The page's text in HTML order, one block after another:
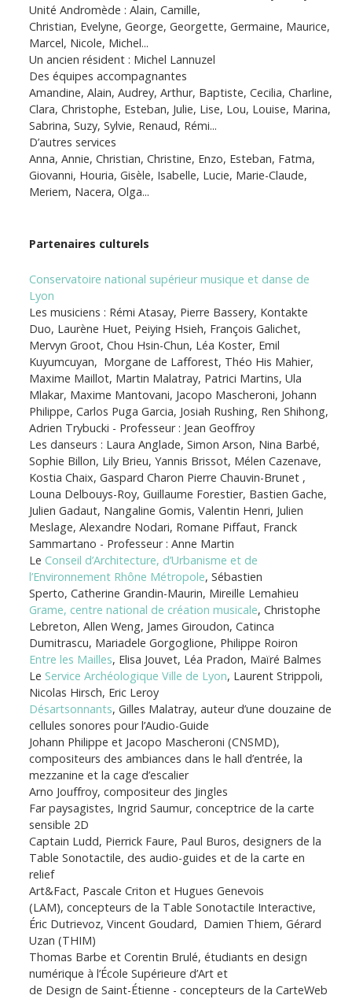
Unité Andromède : Alain, Camille,
Christian, Evelyne, George, Georgette, Germaine, Maurice,
Marcel, Nicole, Michel...
Un ancien résident : Michel Lannuzel
Des équipes accompagnantes
Amandine, Alain, Audrey, Arthur, Baptiste, Cecilia, Charline,
Clara, Christophe, Esteban, Julie, Lise, Lou, Louise, Marina,
Sabrina, Suzy, Sylvie, Renaud, Rémi...
D’autres services
Anna, Annie, Christian, Christine, Enzo, Esteban, Fatma,
Giovanni, Houria, Gisèle, Isabelle, Lucie, Marie-Claude,
Meriem, Nacera, Olga...
Partenaires culturels
Conservatoire national supérieur musique et danse de
Lyon
Les musiciens : Rémi Atasay, Pierre Bassery, Kontakte
Duo, Laurène Huet, Peiying Hsieh, François Galichet,
Mervyn Groot, Chou Hsin-Chun, Léa Koster, Emil
Kuyumcuyan, Morgane de Lafforest, Théo His Mahier,
Maxime Maillot, Martin Malatray, Patrici Martins, Ula
Mlakar, Maxime Mantovani, Jacopo Mascheroni, Johann
Philippe, Carlos Puga Garcia, Josiah Rushing, Ren Shihong,
Adrien Trybucki - Professeur : Jean Geoffroy
Les danseurs : Laura Anglade, Simon Arson, Nina Barbé,
Sophie Billon, Lily Brieu, Yannis Brissot, Mélen Cazenave,
Kostia Chaix, Gaspard Charon Pierre Chauvin-Brunet ,
Louna Delbouys-Roy, Guillaume Forestier, Bastien Gache,
Julien Gadaut, Nangaline Gomis, Valentin Henri, Julien
Meslage, Alexandre Nodari, Romane Piffaut, Franck
Sammartano - Professeur : Anne Martin
Le Conseil d’Architecture, d’Urbanisme et de
l’Environnement Rhône Métropole, Sébastien
Sperto, Catherine Grandin-Maurin, Mireille Lemahieu
Grame, centre national de création musicale, Christophe
Lebreton, Allen Weng, James Giroudon, Catinca
Dumitrascu, Mariadele Gorgoglione, Philippe Roiron
Entre les Mailles, Elisa Jouvet, Léa Pradon, Maïré Balmes
Le Service Archéologique Ville de Lyon, Laurent Strippoli,
Nicolas Hirsch, Eric Leroy
Désartsonnants, Gilles Malatray, auteur d’une douzaine de
cellules sonores pour l’Audio-Guide
Johann Philippe et Jacopo Mascheroni (CNSMD),
compositeurs des ambiances dans le hall d’entrée, la
mezzanine et la cage d’escalier
Arno Jouffroy, compositeur des Jingles
Far paysagistes, Ingrid Saumur, conceptrice de la carte
sensible 2D
Captain Ludd, Pierrick Faure, Paul Buros, designers de la
Table Sonotactile, des audio-guides et de la carte en
relief
Art&Fact, Pascale Criton et Hugues Genevois
(LAM), concepteurs de la Table Sonotactile Interactive,
Éric Dutrievoz, Vincent Goudard, Damien Thiem, Gérard
Uzan (THIM)
Thomas Barbe et Corentin Brulé, étudiants en design
numérique à l’École Supérieure d’Art et
de Design de Saint-Étienne - concepteurs de la CarteWeb